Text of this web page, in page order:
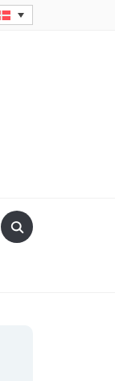
Search
for: